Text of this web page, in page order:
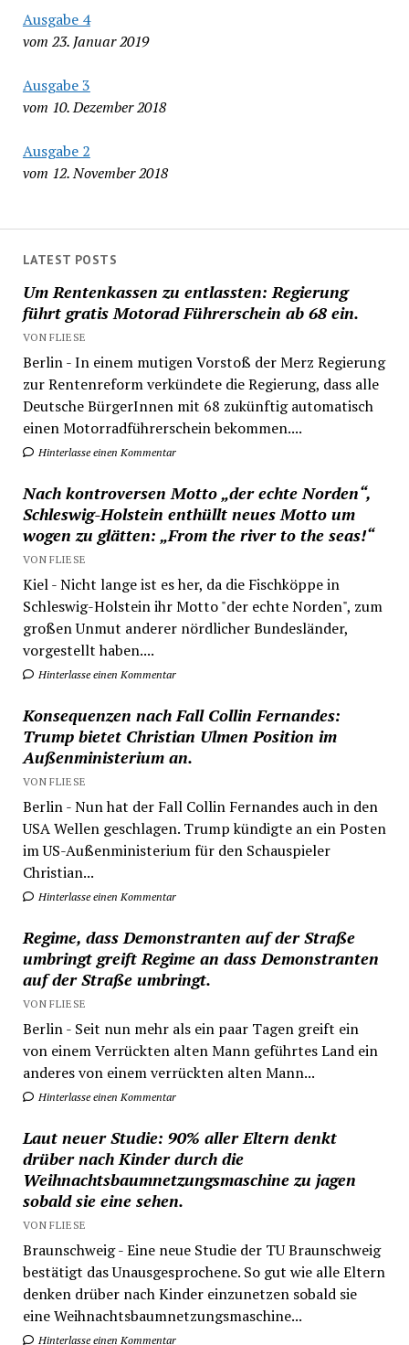
Ausgabe 4
vom 23. Januar 2019
Ausgabe 3
vom 10. Dezember 2018
Ausgabe 2
vom 12. November 2018
LATEST POSTS
Um Rentenkassen zu entlassten: Regierung
führt gratis Motorad Führerschein ab 68 ein.
VON FLIESE
Berlin - In einem mutigen Vorstoß der Merz Regierung
zur Rentenreform verkündete die Regierung, dass alle
Deutsche BürgerInnen mit 68 zukünftig automatisch
einen Motorradführerschein bekommen....
Hinterlasse einen Kommentar
Nach kontroversen Motto „der echte Norden“,
Schleswig-Holstein enthüllt neues Motto um
wogen zu glätten: „From the river to the seas!“
VON FLIESE
Kiel - Nicht lange ist es her, da die Fischköppe in
Schleswig-Holstein ihr Motto "der echte Norden", zum
großen Unmut anderer nördlicher Bundesländer,
vorgestellt haben....
Hinterlasse einen Kommentar
Konsequenzen nach Fall Collin Fernandes:
Trump bietet Christian Ulmen Position im
Außenministerium an.
VON FLIESE
Berlin - Nun hat der Fall Collin Fernandes auch in den
USA Wellen geschlagen. Trump kündigte an ein Posten
im US-Außenministerium für den Schauspieler
Christian...
Hinterlasse einen Kommentar
Regime, dass Demonstranten auf der Straße
umbringt greift Regime an dass Demonstranten
auf der Straße umbringt.
VON FLIESE
Berlin - Seit nun mehr als ein paar Tagen greift ein
von einem Verrückten alten Mann geführtes Land ein
anderes von einem verrückten alten Mann...
Hinterlasse einen Kommentar
Laut neuer Studie: 90% aller Eltern denkt
drüber nach Kinder durch die
Weihnachtsbaumnetzungsmaschine zu jagen
sobald sie eine sehen.
VON FLIESE
Braunschweig - Eine neue Studie der TU Braunschweig
bestätigt das Unausgesprochene. So gut wie alle Eltern
denken drüber nach Kinder einzunetzen sobald sie
eine Weihnachtsbaumnetzungsmaschine...
Hinterlasse einen Kommentar